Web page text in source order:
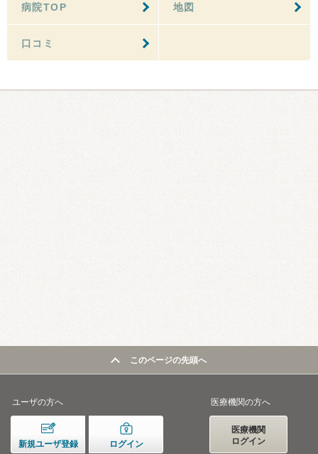
病院TOP 地図
口コミ
このページの先頭へ
ユーザの方へ
新規ユーザ登録 ログイン
医療機関の方へ
医療機関
ログイン